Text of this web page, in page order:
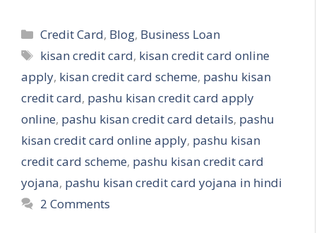
Credit Card, Blog, Business Loan
kisan credit card, kisan credit card online
apply, kisan credit card scheme, pashu kisan
credit card, pashu kisan credit card apply
online, pashu kisan credit card details, pashu
kisan credit card online apply, pashu kisan
credit card scheme, pashu kisan credit card
yojana, pashu kisan credit card yojana in hindi
2 Comments